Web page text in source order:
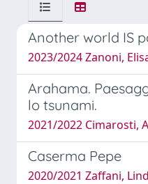
Another world IS
2023/2024 Zanoni,
Arahama.
lo tsunami.
2021/2022 Cimarosti,
Caserma Pepe
2020/2021 Zaffani,